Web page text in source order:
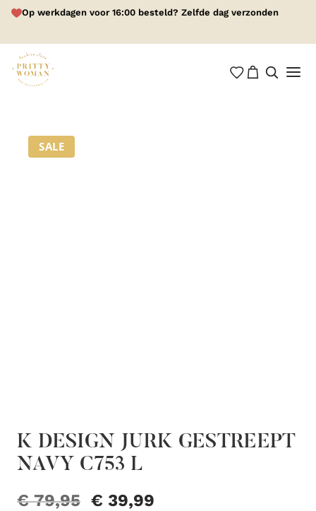
Op werkdagen voor 16:00 besteld? Zelfde dag verzonden
SALE
K DESIGN JURK GESTREEPT
NAVY C753 L
€79,95 Oorspronkelijke
€ 39,99